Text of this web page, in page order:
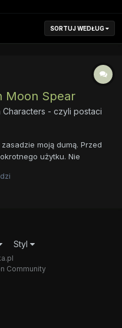
SORTUJ WEDŁUG
Moon Spear
Characters - czyli postaci
moją dumą. Przed
użytku. Nie
po prostu staram się ją
*Tabum-tsssss*...
Styl
Community